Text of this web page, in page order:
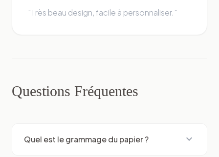
"Très beau design, facile à personnaliser."
Questions Fréquentes
Quel est le grammage du papier ? expand_more